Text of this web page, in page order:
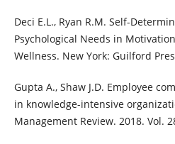
Deci E.L., Ryan R.M. Self-
Psychological Needs in
Wellness. New York: Guilford
Gupta A., Shaw J.D. Employee
in knowledge-intensive
Management Review. 2018. Vol.